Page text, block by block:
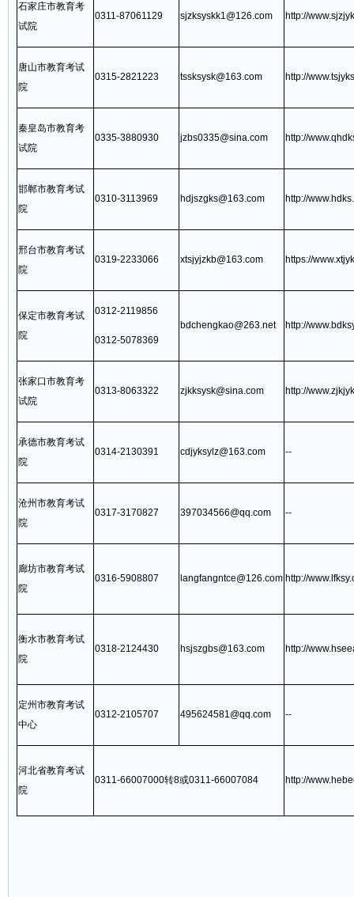
石家庄市教育考
试院
0311-87061129 sjzksyskk1@126.com http://
唐山市教育考试
院
0315-2821223 tssksysk@163.com http://
秦皇岛市教育考
试院
0335-3880930 jzbs0335@sina.com http://
邯郸市教育考试
院
0310-3113969 hdjszgks@163.com http://
邢台市教育考试
院
0319-2233066 xtsjyjzkb@163.com https://
保定市教育考试
院
0312-2119856
0312-5078369
bdchengkao@263.net http://
张家口市教育考
试院
0313-8063322 zjkksysk@sina.com http://
承德市教育考试
院
0314-2130391 cdjyksylz@163.com --
沧州市教育考试
院
0317-3170827 397034566@qq.com --
廊坊市教育考试
院
0316-5908807 langfangntce@126.com http://
衡水市教育考试
院
0318-2124430 hsjszgbs@163.com http://
定州市教育考试
中心
0312-2105707 495624581@qq.com --
河北省教育考试
院
0311-66007000转8或0311-66007084 http://